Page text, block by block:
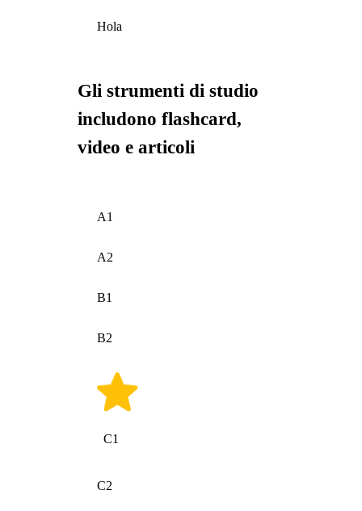
Hola
Gli strumenti di studio
includono flashcard,
video e articoli
A1
A2
B1
B2
C1
C2